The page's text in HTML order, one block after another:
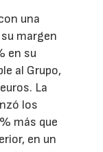
una
margen
en su
al Grupo,
La
los
más que
en un